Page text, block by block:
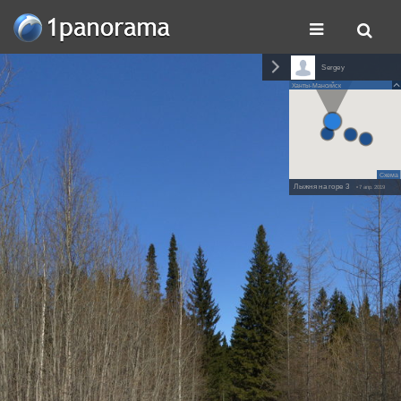
Sergey
Ханты-Мансийск
Схема
Лыжня на горе 3 • 7 апр. 2019